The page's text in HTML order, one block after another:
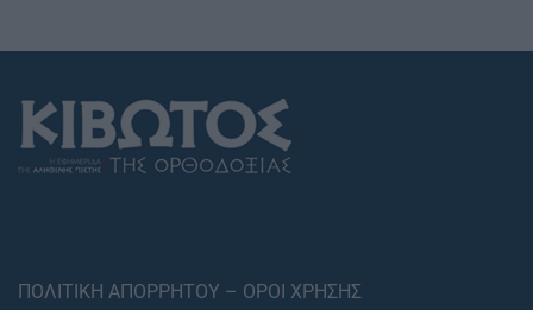
ΠΟΛΙΤΙΚΗ ΑΠΟΡΡΗΤΟΥ – ΟΡΟΙ ΧΡΗΣΗΣ